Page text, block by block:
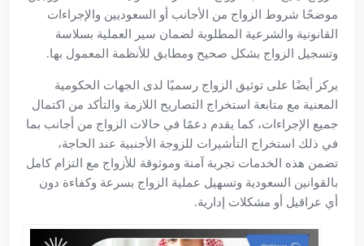
موضحًا شروط الزواج من الأجانب أو السعوديين والإجراءات
القانونية والشرعية المطلوبة لضمان سير العملية بسلاسة
وتسجيل الزواج بشكل صحيح ومطابق للأنظمة المعمول بها.
يركز أيضًا على توثيق الزواج رسميًا لدى الجهات الحكومية
المعنية مع متابعة استخراج التصاريح اللازمة والتأكد من اكتمال
جميع الإجراءات، كما يقدم دعمًا في حالات الزواج من أجانب بما
في ذلك استخراج التأشيرات للزوجة الأجنبية عند الحاجة،
تضمن هذه الخدمات تجربة آمنة وموثوقة للأزواج مع التزام كامل
بالقوانين السعودية وتسهيل عملية الزواج بسرعة وكفاءة دون
أي عراقيل أو مشكلات إدارية.